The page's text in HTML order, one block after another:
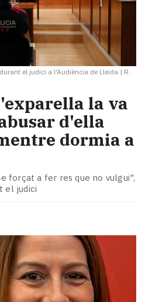
el judici a l'Audiència de Lleida | R.
la va
d'ella
dormia a
forçat a fer res que no vulgui",
el judici